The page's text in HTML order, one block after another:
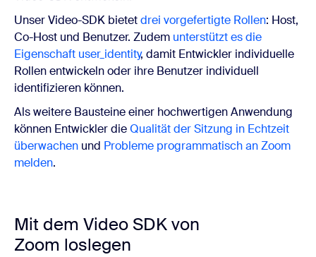
Unser Video-SDK bietetdrei vorgefertigte Rollen: Host,
Co-Host und Benutzer. Zudem unterstützt es die
Eigenschaft user_identity, damit Entwickler individuelle
Rollen entwickeln oder ihre Benutzer individuell
identifizieren können.
Als weitere Bausteine einer hochwertigen Anwendung
können Entwickler dieQualität der Sitzung in Echtzeit
überwachen und Probleme programmatisch an Zoom
melden.
Mit dem Video SDK von
Zoom loslegen